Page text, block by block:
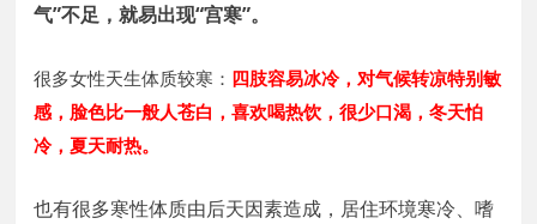
气”不足，就易出现“宫寒”。
很多女性天生体质较寒： 四肢容易冰冷，对气候转凉特别敏
感，脸色比一般人苍白，喜欢喝热饮，很少口渴，冬天怕
冷，夏天耐热。
也有很多寒性体质由后天因素造成，居住环境寒冷、嗜